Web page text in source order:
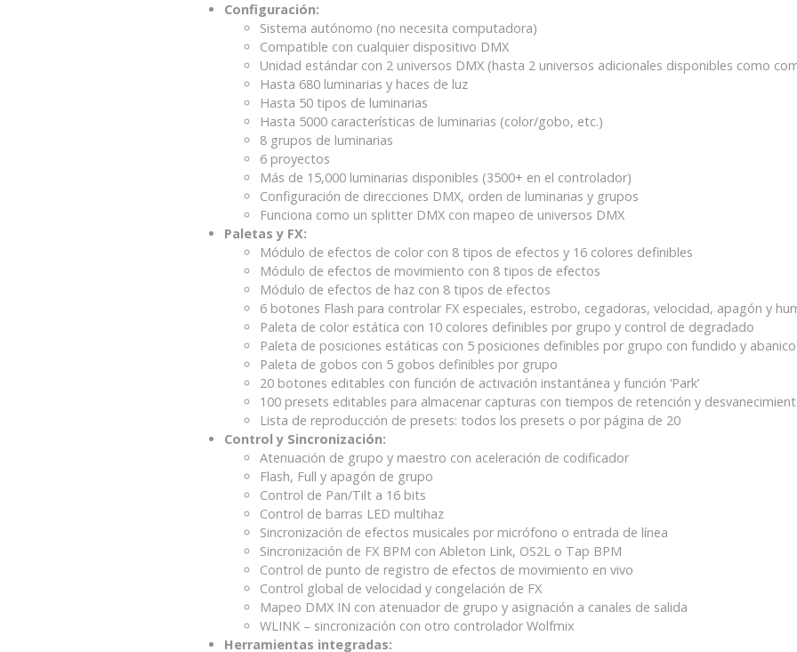
Configuración:
Sistema autónomo (no necesita computadora)
Compatible con cualquier dispositivo DMX
Unidad estándar con 2 universos DMX (hasta 2 universos adicionales disponibles como
Hasta 680 luminarias y haces de luz
Hasta 50 tipos de luminarias
Hasta 5000 características de luminarias (color/gobo, etc.)
8 grupos de luminarias
6 proyectos
Más de 15,000 luminarias disponibles (3500+ en el controlador)
Configuración de direcciones DMX, orden de luminarias y grupos
Funciona como un splitter DMX con mapeo de universos DMX
Paletas y FX:
Módulo de efectos de color con 8 tipos de efectos y 16 colores definibles
Módulo de efectos de movimiento con 8 tipos de efectos
Módulo de efectos de haz con 8 tipos de efectos
6 botones Flash para controlar FX especiales, estrobo, cegadoras, velocidad, apagón y
Paleta de color estática con 10 colores definibles por grupo y control de degradado
Paleta de posiciones estáticas con 5 posiciones definibles por grupo con fundido y abanico
Paleta de gobos con 5 gobos definibles por grupo
20 botones editables con función de activación instantánea y función ‘Park’
100 presets editables para almacenar capturas con tiempos de retención y
Lista de reproducción de presets: todos los presets o por página de 20
Control y Sincronización:
Atenuación de grupo y maestro con aceleración de codificador
Flash, Full y apagón de grupo
Control de Pan/Tilt a 16 bits
Control de barras LED multihaz
Sincronización de efectos musicales por micrófono o entrada de línea
Sincronización de FX BPM con Ableton Link, OS2L o Tap BPM
Control de punto de registro de efectos de movimiento en vivo
Control global de velocidad y congelación de FX
Mapeo DMX IN con atenuador de grupo y asignación a canales de salida
WLINK – sincronización con otro controlador Wolfmix
Herramientas integradas: